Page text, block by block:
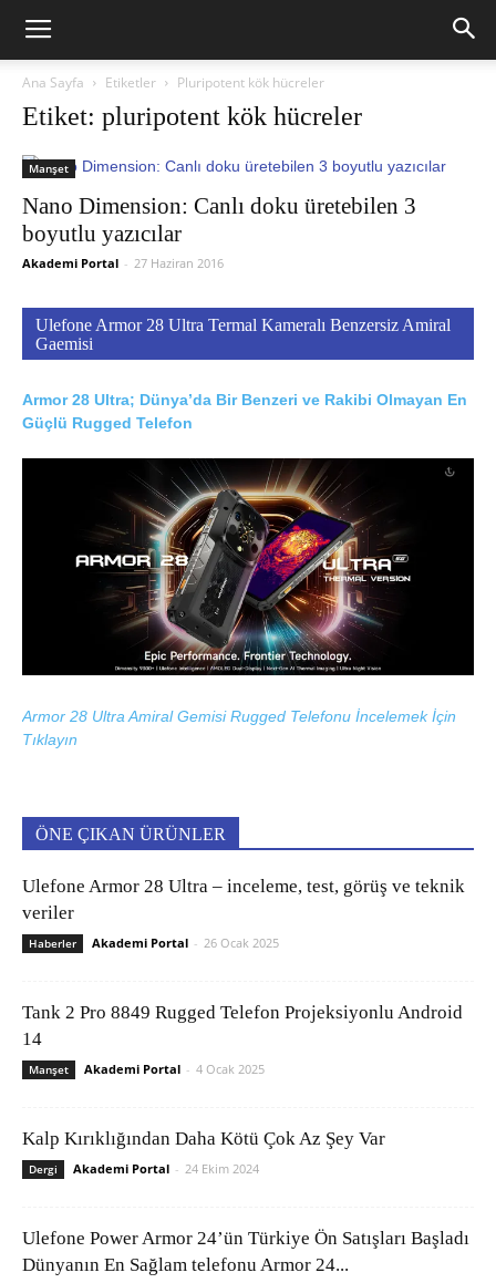
Ana Sayfa Etiketler Pluripotent kök hücreler
Etiket: pluripotent kök hücreler
Manşet
Nano Dimension: Canlı doku üretebilen 3
boyutlu yazıcılar
Akademi Portal - 27 Haziran 2016
Ulefone Armor 28 Ultra Termal Kameralı Benzersiz Amiral
Gaemisi
Armor 28 Ultra; Dünya’da Bir Benzeri ve Rakibi Olmayan En
Güçlü Rugged Telefon
Armor 28 Ultra Amiral Gemisi Rugged Telefonu İncelemek İçin
Tıklayın
ÖNE ÇIKAN ÜRÜNLER
Ulefone Armor 28 Ultra – inceleme, test, görüş ve teknik
veriler
Haberler Akademi Portal - 26 Ocak 2025
Tank 2 Pro 8849 Rugged Telefon Projeksiyonlu Android
14
Manşet Akademi Portal - 4 Ocak 2025
Kalp Kırıklığından Daha Kötü Çok Az Şey Var
Dergi Akademi Portal - 24 Ekim 2024
Ulefone Power Armor 24’ün Türkiye Ön Satışları Başladı
Dünyanın En Sağlam telefonu Armor 24...